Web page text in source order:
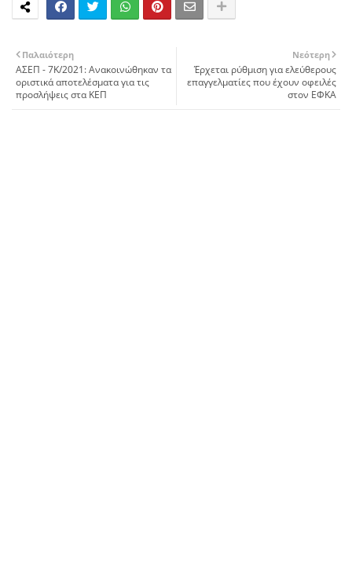
Νεότερη
Έρχεται ρύθμιση για ελεύθερους
επαγγελματίες που έχουν οφειλές
στον ΕΦΚΑ
Παλαιότερη
ΑΣΕΠ - 7Κ/2021: Ανακοινώθηκαν τα
οριστικά αποτελέσματα για τις
προσλήψεις στα ΚΕΠ